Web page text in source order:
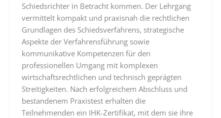
Schiedsrichter in Betracht kommen. Der Lehrgang
vermittelt kompakt und praxisnah die rechtlichen
Grundlagen des Schiedsverfahrens, strategische
Aspekte der Verfahrensführung sowie
kommunikative Kompetenzen für den
professionellen Umgang mit komplexen
wirtschaftsrechtlichen und technisch geprägten
Streitigkeiten. Nach erfolgreichem Abschluss und
bestandenem Praxistest erhalten die
Teilnehmenden ein IHK-Zertifikat, mit dem sie ihre